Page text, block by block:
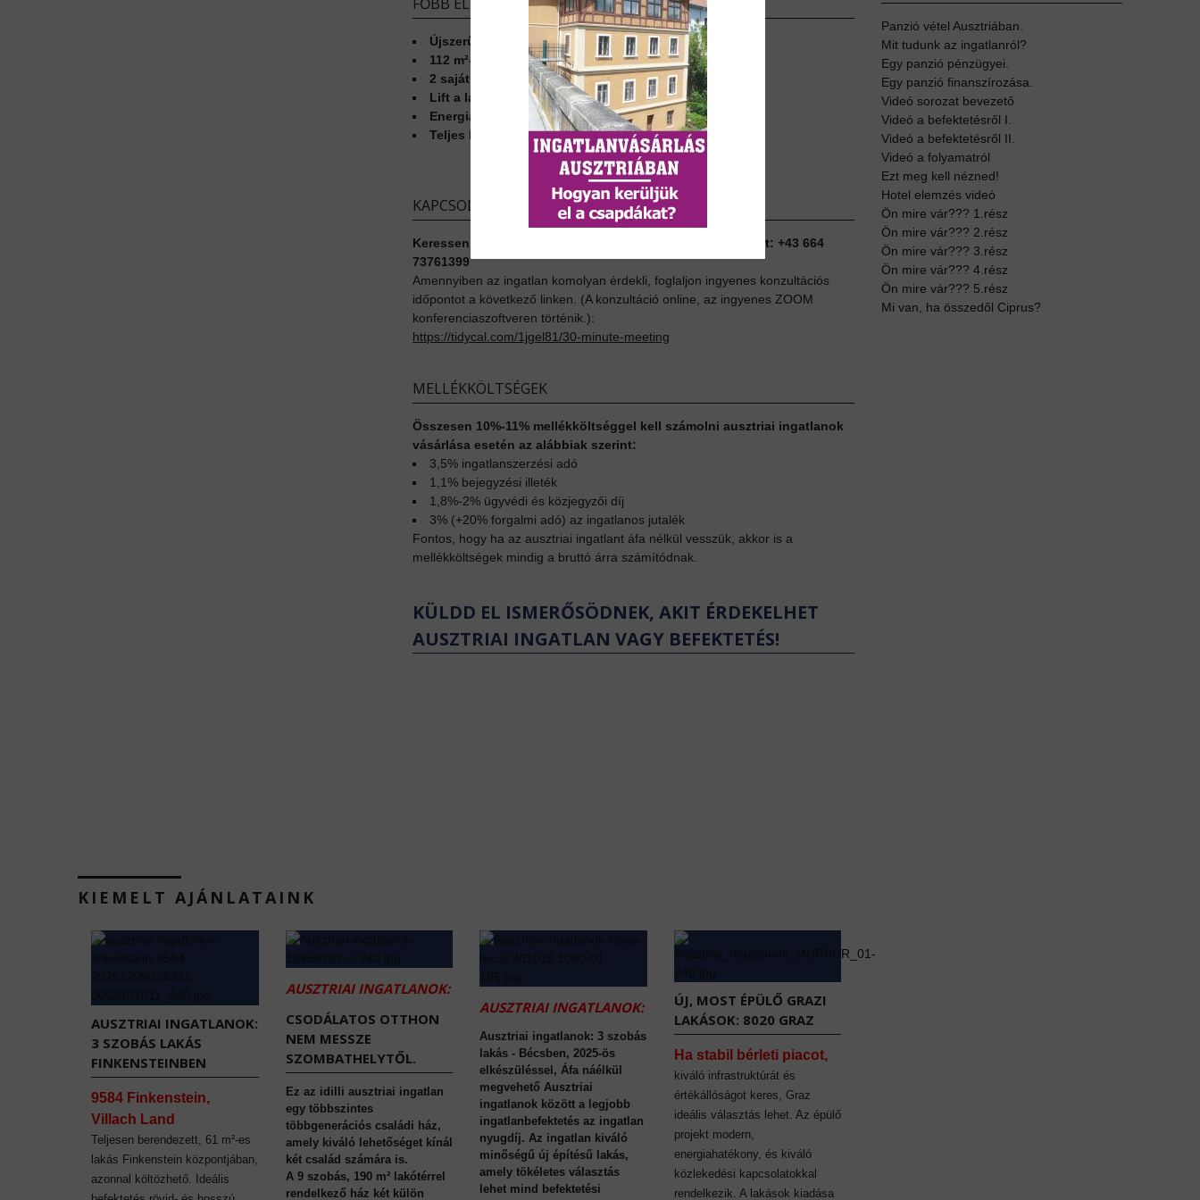
Újszerű, 2017-es építésű
112 m²-es terasz szaunával és jacuzzival
2 saját fedett parkolóhely
Lift a lakásig
Energiahatékony: HWB B, fGEE A++
Teljes közművesítés, kiváló infrastruktúra
KAPCSOLATFELVÉTEL
Keressen telefonon vagy foglaljon konzultációs időpontot: +43 664
73761399
Amennyiben az ingatlan komolyan érdekli, foglaljon ingyenes konzultációs
időpontot a következő linken. (A konzultáció online, az ingyenes ZOOM
konferenciaszoftveren történik.):
https://tidycal.com/1jgel81/30-minute-meeting
MELLÉKKÖLTSÉGEK
Összesen 10%-11% mellékköltséggel kell számolni ausztriai ingatlanok
vásárlása esetén az alábbiak szerint:
3,5% ingatlanszerzési adó
1,1% bejegyzési illeték
1,8%-2% ügyvédi és közjegyzői díj
3% (+20% forgalmi adó) az ingatlanos jutalék
Fontos, hogy ha az ausztriai ingatlant áfa nélkül vesszük, akkor is a
mellékköltségek mindig a bruttó árra számítódnak.
KÜLDD EL ISMERŐSÖDNEK, AKIT ÉRDEKELHET
AUSZTRIAI INGATLAN VAGY BEFEKTETÉS!
KIEMELT AJÁNLATAINK
AUSZTRIAI INGATLANOK:
3 SZOBÁS LAKÁS
FINKENSTEINBEN
9584 Finkenstein,
Villach Land
Teljesen berendezett, 61 m²-es
lakás Finkenstein központjában,
azonnal költözhető. Ideális
AUSZTRIAI INGATLANOK:
CSODÁLATOS OTTHON
NEM MESSZE
SZOMBATHELYTŐL.
Ez az idilli ausztriai ingatlan
egy többszintes
többgenerációs családi ház,
amely kiváló lehetőséget kínál
két család számára is.
A 9 szobás, 190 m² lakótérrel
rendelkező ház két külön
AUSZTRIAI INGATLANOK:
Ausztriai ingatlanok: 3 szobás
lakás - Bécsben, 2025-ös
elkészüléssel, Áfa náélkül
megvehető Ausztriai
ingatlanok között a legjobb
ingatlanbefektetés az ingatlan
nyugdíj. Az ingatlan kiváló
minőségű új építésű lakás,
amely tökéletes választás
lehet mind befektetési
ÚJ, MOST ÉPÜLŐ GRAZI
LAKÁSOK: 8020 GRAZ
Ha stabil bérleti piacot,
kiváló infrastruktúrát és
értékállóságot keres, Graz
ideális választás lehet. Az épülő
projekt modern,
energiahatékony, és kiváló
közlekedési kapcsolatokkal
rendelkezik. A lakások kiadása
Panzió vétel Ausztriában.
Mit tudunk az ingatlanról?
Egy panzió pénzügyei.
Egy panzió finanszírozása.
Videó sorozat bevezető
Videó a befektetésről I.
Videó a befektetésről II.
Videó a folyamatról
Ezt meg kell nézned!
Hotel elemzés videó
Ön mire vár??? 1.rész
Ön mire vár??? 2.rész
Ön mire vár??? 3.rész
Ön mire vár??? 4.rész
Ön mire vár??? 5.rész
Mi van, ha összedől Ciprus?